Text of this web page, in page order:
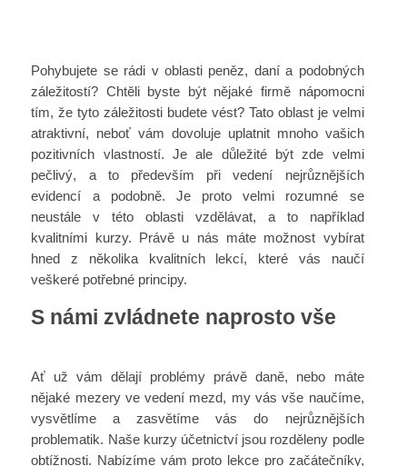
Pohybujete se rádi v oblasti peněz, daní a podobných
záležitostí? Chtěli byste být nějaké firmě nápomocni
tím, že tyto záležitosti budete vést? Tato oblast je velmi
atraktivní, neboť vám dovoluje uplatnit mnoho vašich
pozitivních vlastností. Je ale důležité být zde velmi
pečlivý, a to především při vedení nejrůznějších
evidencí a podobně. Je proto velmi rozumné se
neustále v této oblasti vzdělávat, a to například
kvalitními kurzy. Právě u nás máte možnost vybírat
hned z několika kvalitních lekcí, které vás naučí
veškeré potřebné principy.
S námi zvládnete naprosto vše
Ať už vám dělají problémy právě daně, nebo máte
nějaké mezery ve vedení mezd, my vás vše naučíme,
vysvětlíme a zasvětíme vás do nejrůznějších
problematik. Naše kurzy účetnictvíjsou rozděleny podle
obtížnosti. Nabízíme vám proto lekce pro začátečníky,